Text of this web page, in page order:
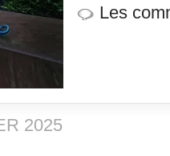
Les
2025